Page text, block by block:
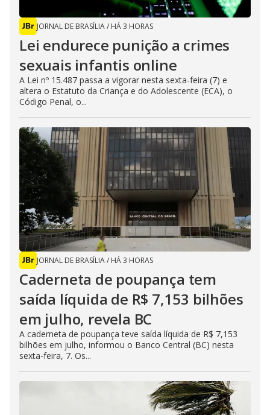
JORNAL DE BRASÍLIA/ HÁ 3 HORAS
Lei endurece punição a crimes
sexuais infantis online
A Lei nº 15.487 passa a vigorar nesta sexta-feira (7) e
altera o Estatuto da Criança e do Adolescente (ECA), o
Código Penal, o...
JORNAL DE BRASÍLIA/ HÁ 3 HORAS
Caderneta de poupança tem
saída líquida de R$ 7,153 bilhões
em julho, revela BC
A caderneta de poupança teve saída líquida de R$ 7,153
bilhões em julho, informou o Banco Central (BC) nesta
sexta-feira, 7. Os...